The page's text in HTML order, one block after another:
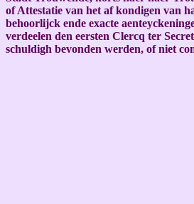
of Attestatie van het af kondigen van
behoorlijck ende exacte
verdeelen den eersten Clercq ter
schuldigh bevonden werden, of niet